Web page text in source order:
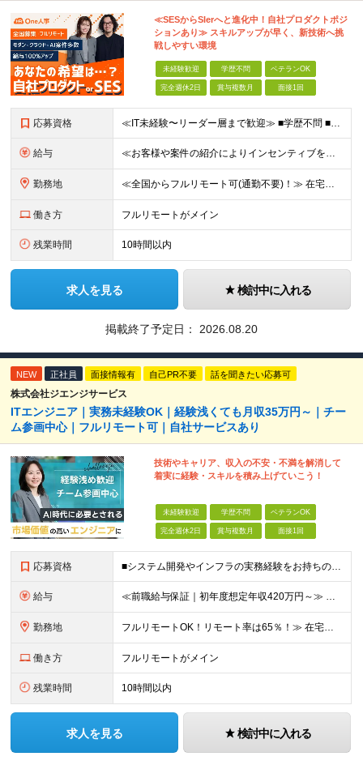
≪SESからSIerへと進化中！自社プロダクトポジ
ションあり≫ スキルアップが早く、新技術へ挑
戦しやすい環境
未経験歓迎 学歴不問 ベテランOK
完全週休2日 賞与複数月 面接1回
応募資格 ≪IT未経験〜リーダー層まで歓迎≫ ■学歴不問 ■国籍不問 ★テスト／運用保守のみのご経験の方も歓迎です！ ≪歓迎要件≫ ・開発またはインフラいずれかの実務経験 ・AWSなどクラウド技術への興味・学
給与 ≪お客様や案件の紹介によりインセンティブを支給！≫ 月給25万円～71.4万円＋賞与年2回(2ヶ月)＋各種手当 ◎経験やスキルを考慮の上、優遇します ◎上記月給は固定残業代月45時間分(月額5万6
勤務地 ≪全国からフルリモート可(通勤不要)！≫ 在宅勤務、または首都圏を中心とするお客様先 ★転勤はありません ■本社 東京都品川区南大井6-26-2 大森ベルポートB館8F
働き方 フルリモートがメイン
残業時間 10時間以内
求人を見る 検討中に入れる
掲載終了予定日： 2026.08.20
NEW 正社員 面接情報有 自己PR不要 話を聞きたい応募可
株式会社ジエンジサービス
ITエンジニア｜実務未経験OK｜経験浅くても月収35万円～｜チー
ム参画中心｜フルリモート可｜自社サービスあり
技術やキャリア、収入の不安・不満を解消して
着実に経験・スキルを積み上げていこう！
未経験歓迎 学歴不問 ベテランOK
完全週休2日 賞与複数月 面接1回
応募資格 ■システム開発やインフラの実務経験をお持ちの方（言語・工程・年数不問） ■学歴不問 ┗システムサポートや運用保守・テスターなど幅広い経験の方も歓迎します！ ┗独学や実務未経験者といった方からの応募も歓
給与 ≪前職給与保証｜初年度想定年収420万円～≫ 月給35万円以上＋決算賞与＋交通費 ※スキル・経験を考慮の上、優遇します ※上記月給には固定残業代月20時間分(4万5000円以上)を含みます。超過し
勤務地 フルリモートOK！リモート率は65％！≫ 在宅勤務または東京・神奈川・埼玉・千葉のお客様先での勤務 ■本社 東京都港区芝2-22-15 STKビル 1F (変更の範囲)上記を除く当社関連勤務地
働き方 フルリモートがメイン
残業時間 10時間以内
求人を見る 検討中に入れる